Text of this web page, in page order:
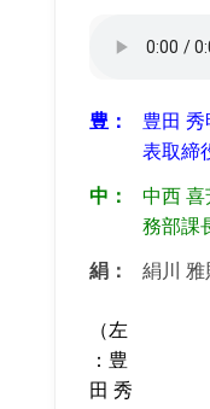
豊：
豊田
表取締
中：
中西 喜
務部課
絹： 絹川 雅
（左
：豊
田 秀